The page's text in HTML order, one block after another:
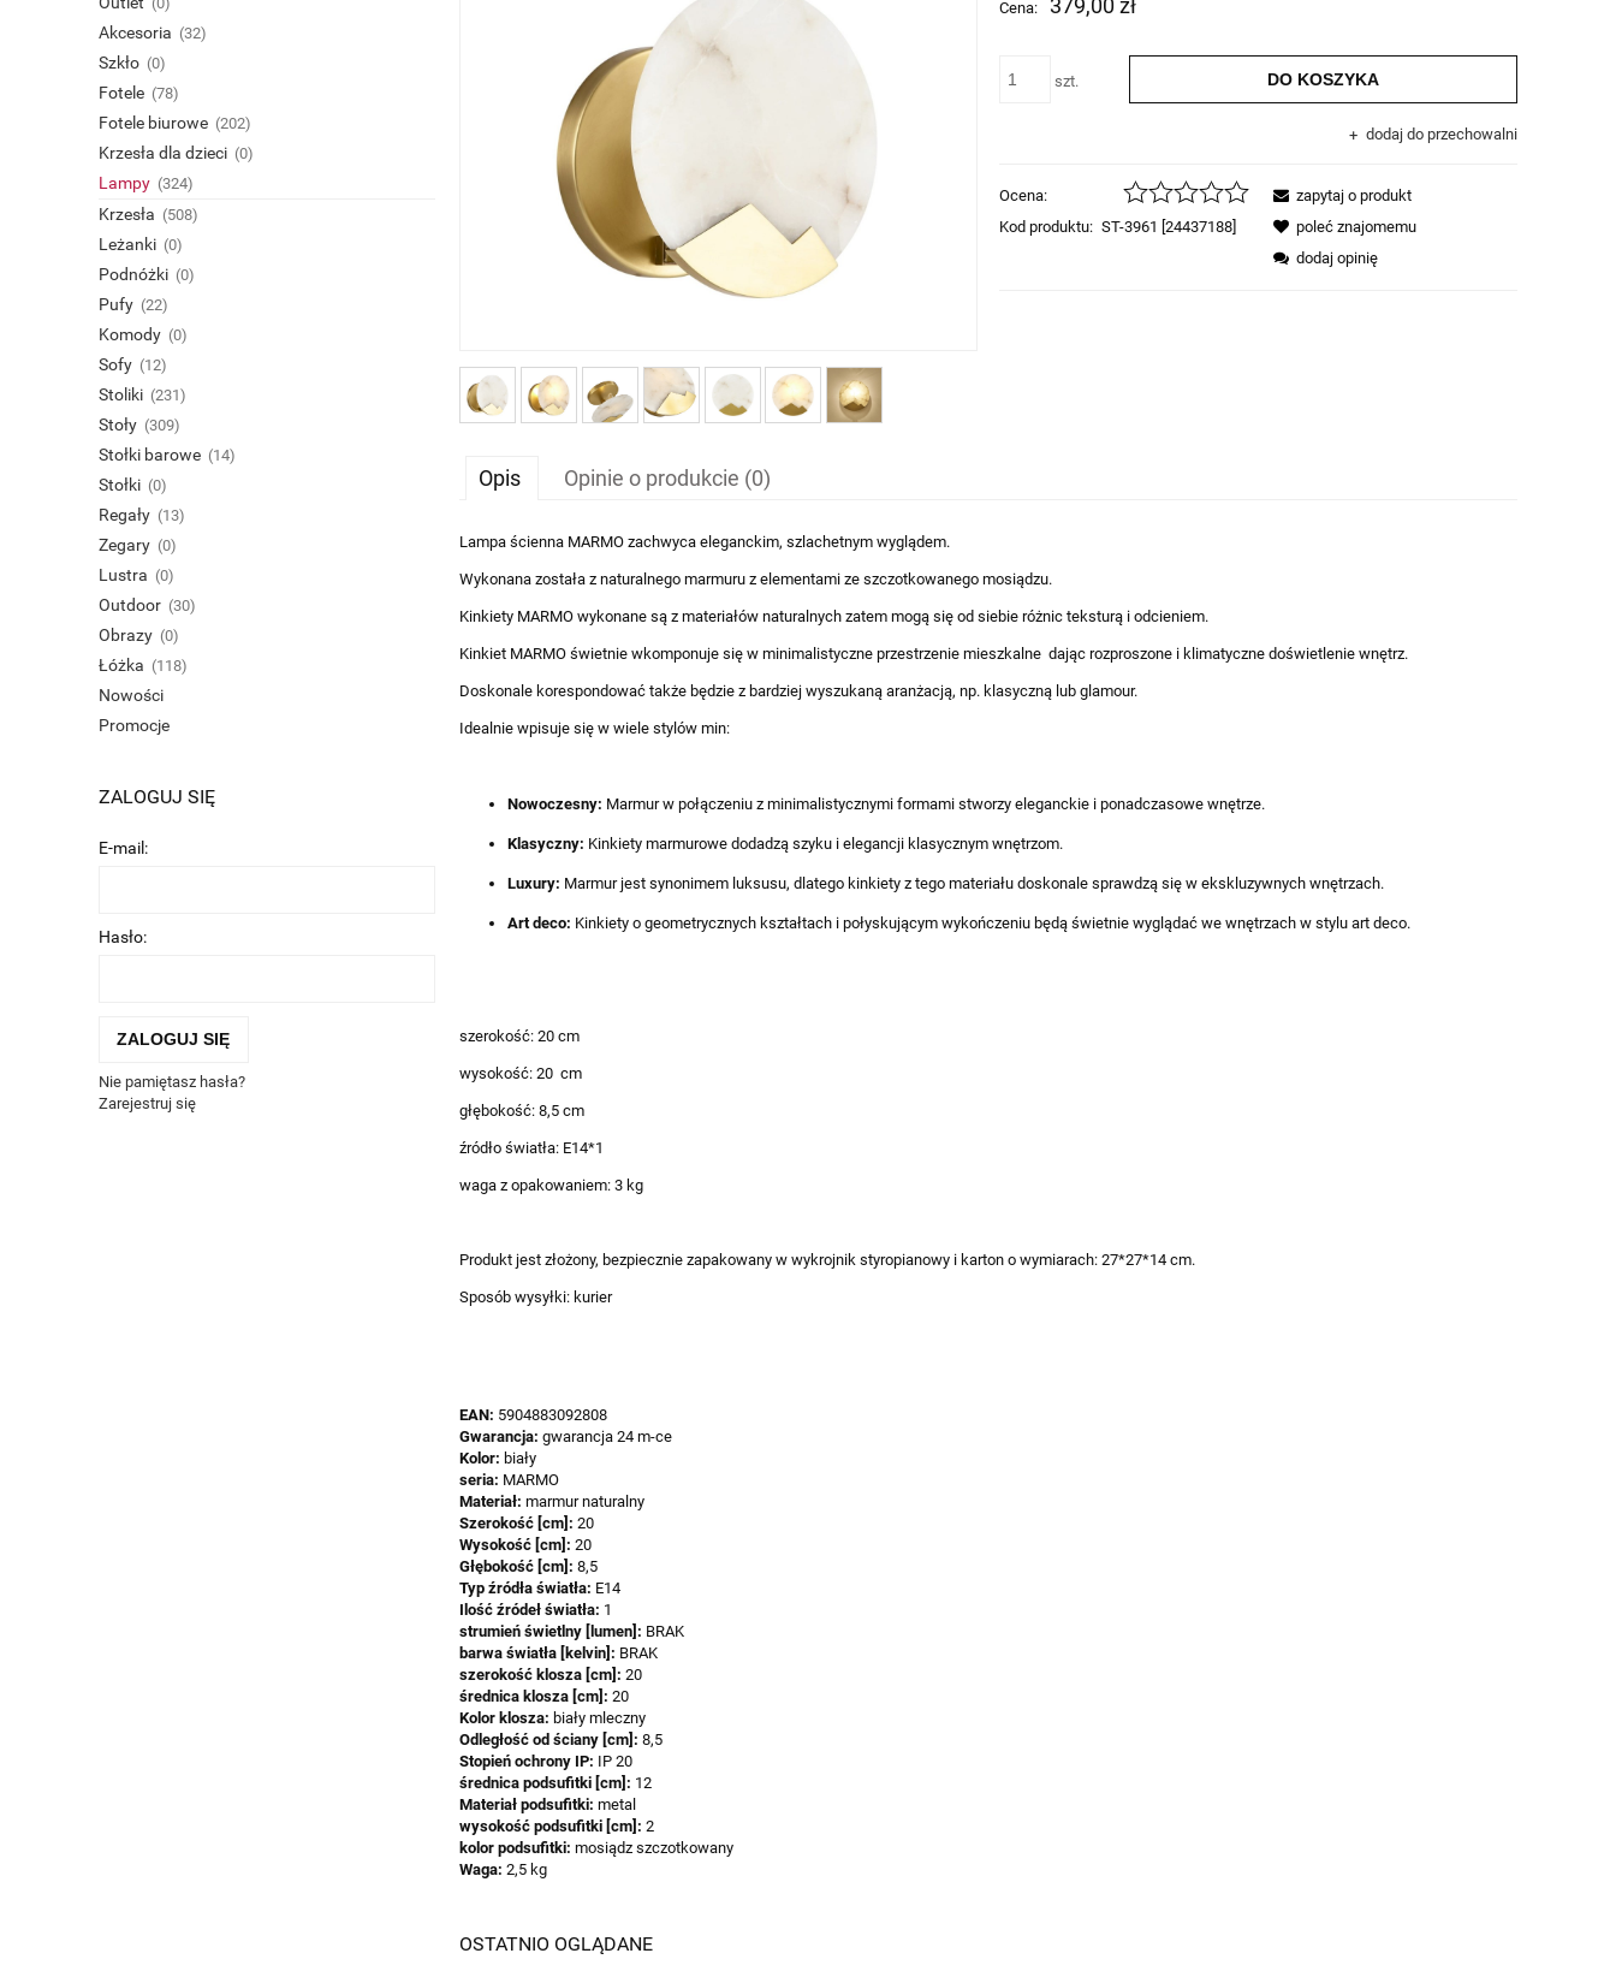
Akcesoria (32)
Szkło (0)
Fotele (78)
Fotele biurowe (202)
Krzesła dla dzieci (0)
Lampy (324)
Krzesła (508)
Leżanki (0)
Podnóżki (0)
Pufy (22)
Komody (0)
Sofy (12)
Stoliki (231)
Stoły (309)
Stołki barowe (14)
Stołki (0)
Regały (13)
Zegary (0)
Lustra (0)
Outdoor (30)
Obrazy (0)
Łóżka (118)
Nowości
Promocje
ZALOGUJ SIĘ
E-mail:
Hasło:
ZALOGUJ SIĘ
Nie pamiętasz hasła?
Zarejestruj się
Cena: 379,00 zł
szt. DO KOSZYKA
dodaj do przechowalni
Ocena:
Kod produktu: ST-3961 [24437188]
zapytaj o produkt
poleć znajomemu
dodaj opinię
Opis Opinie o produkcie (0)
Lampa ścienna MARMO zachwyca eleganckim, szlachetnym wyglądem.
Wykonana została z naturalnego marmuru z elementami ze szczotkowanego mosiądzu.
Kinkiety MARMO wykonane są z materiałów naturalnych zatem mogą się od siebie różnic teksturą i odcieniem.
Kinkiet MARMO świetnie wkomponuje się w minimalistyczne przestrzenie mieszkalne dając rozproszone i klimatyczne doświetlenie wnętrz.
Doskonale korespondować także będzie z bardziej wyszukaną aranżacją, np. klasyczną lub glamour.
Idealnie wpisuje się w wiele stylów min:
Nowoczesny: Marmur w połączeniu z minimalistycznymi formami stworzy eleganckie i ponadczasowe wnętrze.
Klasyczny: Kinkiety marmurowe dodadzą szyku i elegancji klasycznym wnętrzom.
Luxury: Marmur jest synonimem luksusu, dlatego kinkiety z tego materiału doskonale sprawdzą się w ekskluzywnych wnętrzach.
Art deco: Kinkiety o geometrycznych kształtach i połyskującym wykończeniu będą świetnie wyglądać we wnętrzach w stylu art deco.
szerokość: 20 cm
wysokość: 20 cm
głębokość: 8,5 cm
źródło światła: E14*1
waga z opakowaniem: 3 kg
Produkt jest złożony, bezpiecznie zapakowany w wykrojnik styropianowy i karton o wymiarach: 27*27*14 cm.
Sposób wysyłki: kurier
EAN: 5904883092808
Gwarancja: gwarancja 24 m-ce
Kolor: biały
seria: MARMO
Materiał: marmur naturalny
Szerokość [cm]: 20
Wysokość [cm]: 20
Głębokość [cm]: 8,5
Typ źródła światła: E14
Ilość źródeł światła: 1
strumień świetlny [lumen]: BRAK
barwa światła [kelvin]: BRAK
szerokość klosza [cm]: 20
średnica klosza [cm]: 20
Kolor klosza: biały mleczny
Odległość od ściany [cm]: 8,5
Stopień ochrony IP: IP 20
średnica podsufitki [cm]: 12
Materiał podsufitki: metal
wysokość podsufitki [cm]: 2
kolor podsufitki: mosiądz szczotkowany
Waga: 2,5 kg
OSTATNIO OGLĄDANE